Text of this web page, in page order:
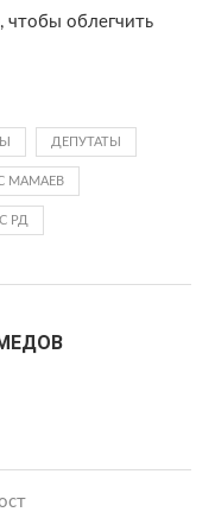
чтобы облегчить
ДЕПУТАТЫ
МАМАЕВ
РД